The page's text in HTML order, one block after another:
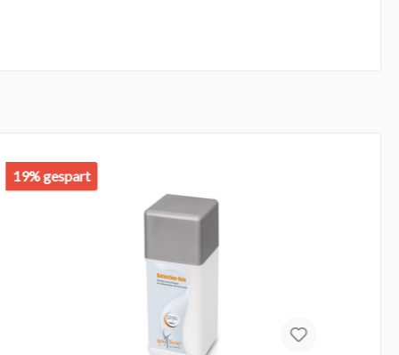
19% gespart